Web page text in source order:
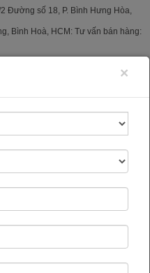
2 Đường số 18, P. Bình Hưng Hòa,
Bình Hoà, HCM: Tư vấn bán hàng:
×